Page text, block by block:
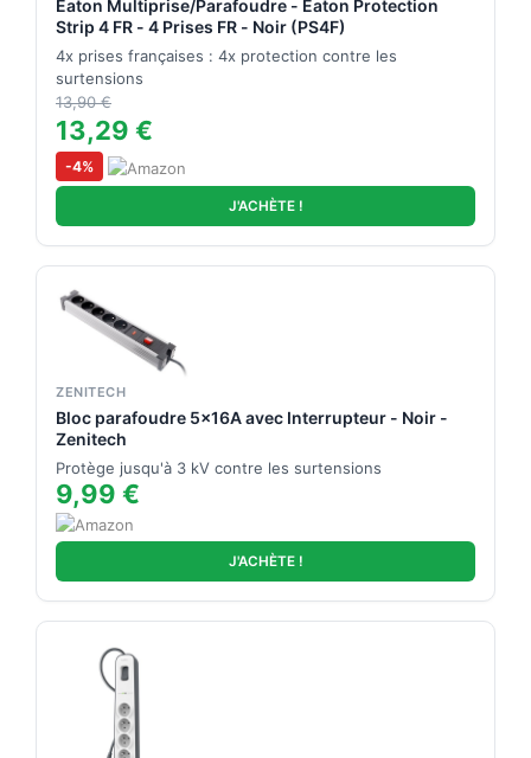
Eaton Multiprise/Parafoudre - Eaton Protection
Strip 4 FR - 4 Prises FR - Noir (PS4F)
4x prises françaises : 4x protection contre les
surtensions
13,90 €
13,29 €
-4%
J'ACHÈTE !
ZENITECH
Bloc parafoudre 5x16A avec Interrupteur - Noir -
Zenitech
Protège jusqu'à 3 kV contre les surtensions
9,99 €
J'ACHÈTE !